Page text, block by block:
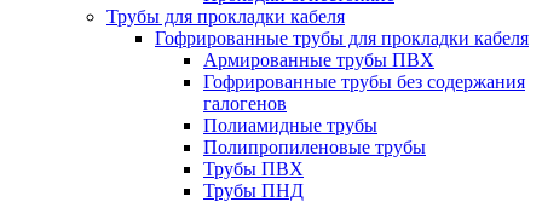
Трубы для прокладки кабеля
Гофрированные трубы для прокладки кабеля
Армированные трубы ПВХ
Гофрированные трубы без содержания
галогенов
Полиамидные трубы
Полипропиленовые трубы
Трубы ПВХ
Трубы ПНД